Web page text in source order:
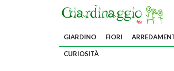
GIARDINO FIORI
CURIOSITÀ